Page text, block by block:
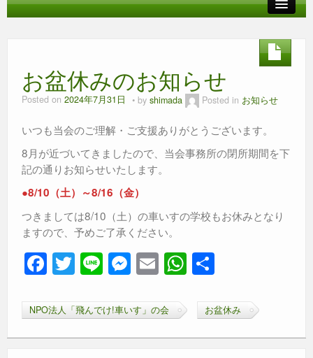
私たちの活動
お盆休みのお知らせ
Posted on 2024年7月31日 by shimada Posted in お知らせ
いつも当会のご理解・ご支援ありがとうございます。
8月が近づいてきましたので、当会事務所の閉所期間を下
記の通りお知らせいたします。
●8/10（土）～8/16（金）
つきましては8/10（土）の車いすの学校もお休みとなり
ますので、予めご了承ください。
F
a
c
e
T
wi
tt
er
Li
n
e
M
e
ss
e
E
m
ail
W
h
at
s
NPO法人「飛んでけ!車いす」の会 お盆休み